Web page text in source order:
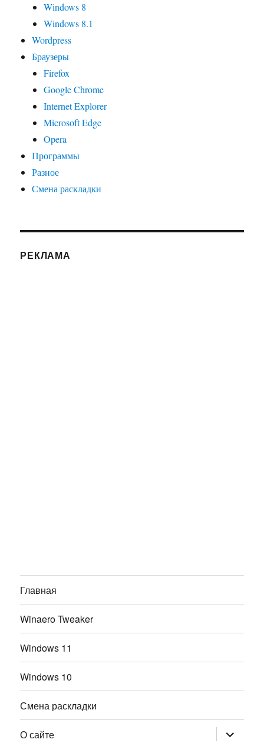
Windows 8
Windows 8.1
Wordpress
Браузеры
Firefox
Google Chrome
Internet Explorer
Microsoft Edge
Opera
Программы
Разное
Смена раскладки
РЕКЛАМА
Главная
Winaero Tweaker
Windows 11
Windows 10
Смена раскладки
О сайте раскрыть
дочернее